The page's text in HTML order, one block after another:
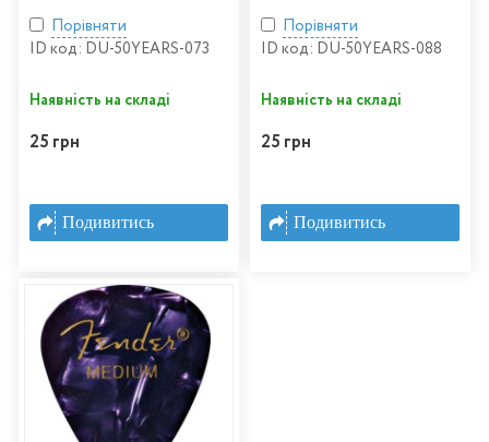
Порівняти
ID код: DU-50YEARS-073
Наявність на складі
25 грн
Подивитись
Порівняти
ID код: DU-50YEARS-088
Наявність на складі
25 грн
Подивитись